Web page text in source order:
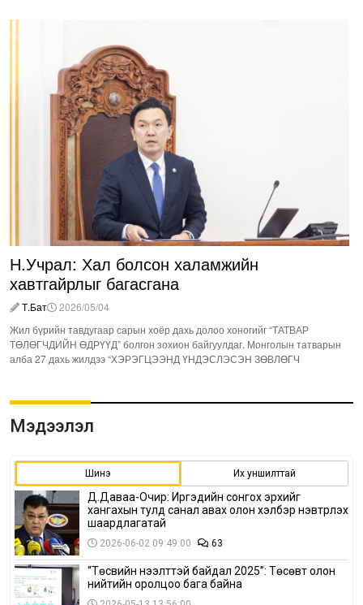
Н.Учрал: Хал болсон халамжийн
хавтгайрлыг багасгана
Т.Бат
2026/05/04
Жил бүрийн тавдугаар сарын хоёр дахь долоо хоногийг “ТАТВАР
ТӨЛӨГЧДИЙН ӨДРҮҮД” болгон зохион байгуулдаг. Монголын татварын
алба 27 дахь жилдээ “ХЭРЭГЦЭЭНД ҮНДЭСЛЭСЭН ЗӨВЛӨГЧ
Мэдээлэл
Шинэ Их уншилттай
Д.Даваа-Очир: Иргэдийн сонгох эрхийг
хангахын тулд санал авах олон хэлбэр нэвтрүүлэх
шаардлагатай
2026-06-02 09:49:00 63
“Төсвийн нээлттэй байдал 2025”: Төсөвт олон
нийтийн оролцоо бага байна